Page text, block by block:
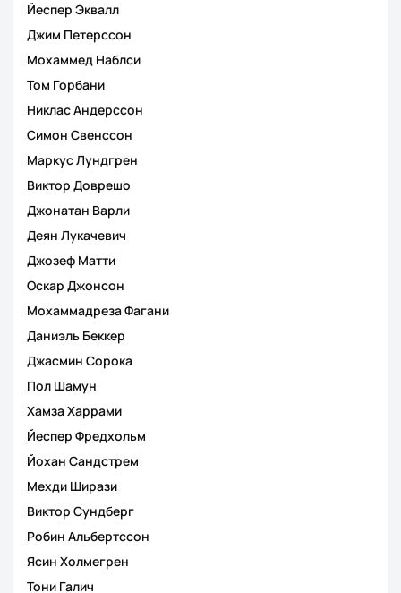
Йеспер Эквалл
Джим Петерссон
Мохаммед Наблси
Том Горбани
Никлас Андерссон
Симон Свенссон
Маркус Лундгрен
Виктор Доврешо
Джонатан Варли
Деян Лукачевич
Джозеф Матти
Оскар Джонсон
Мохаммадреза Фагани
Даниэль Беккер
Джасмин Сорока
Пол Шамун
Хамза Харрами
Йеспер Фредхольм
Йохан Сандстрем
Мехди Ширази
Виктор Сундберг
Робин Альбертссон
Ясин Холмегрен
Тони Галич